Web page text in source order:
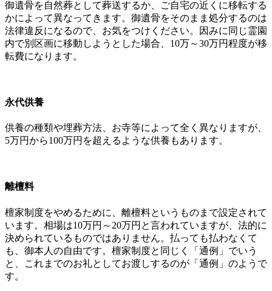
御遺骨を自然葬として葬送するか、ご自宅の近くに移転する
かによって異なってきます。御遺骨をそのまま処分するのは
法律違反になるので、お気をつけください。因みに同じ霊園
内で別区画に移動しようとした場合、10万～30万円程度が移
転費になります。
永代供養
供養の種類や埋葬方法、お寺等によって全く異なりますが、
5万円から100万円を超えるような供養もあります。
離檀料
檀家制度をやめるために、離檀料というものまで設定されて
います。相場は10万円～20万円と言われていますが、法的に
決められているものではありません。払っても払わなくて
も、御本人の自由です。檀家制度と同じく「通例」でいう
と、これまでのお礼としてお渡しするのが「通例」のようで
す。